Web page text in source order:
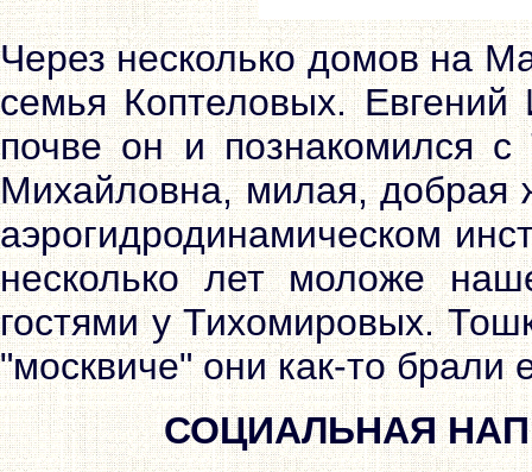
Через несколько домов на
семья Коптеловых.
почве он и познакомился
Михайловна, милая, добрая
аэрогидродинамическом
несколько лет моложе
гостями у Тихомировых.
"москвиче" они как-то брали
СОЦИАЛЬНАЯ